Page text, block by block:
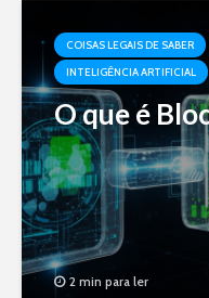
COISAS LEGAIS DE SABER
INTELIGÊNCIA ARTIFICIAL
O que é
2 min para ler